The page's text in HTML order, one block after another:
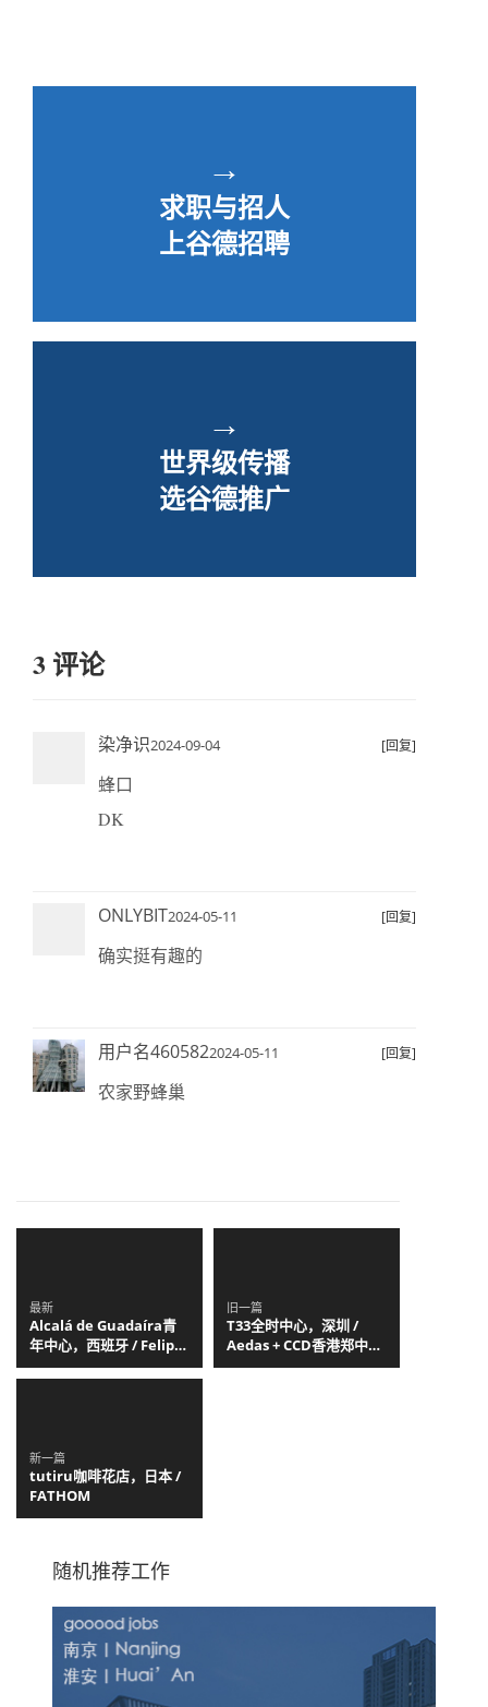
→
求职与招人
上谷德招聘
→
世界级传播
选谷德推广
3 评论
染净识2024-09-04 [回复]
蜂口
DK
ONLYBIT2024-05-11 [回复]
确实挺有趣的
用户名4605822024-05-11 [回复]
农家野蜂巢
最新
Alcalá de Guadaíra青
年中心，西班牙 / Felipe
Retuerto + Dunar
Arquitectos
旧一篇
T33全时中心，深圳 /
Aedas + CCD香港郑中设
计事务所
新一篇
tutiru咖啡花店，日本 /
FATHOM
随机推荐工作